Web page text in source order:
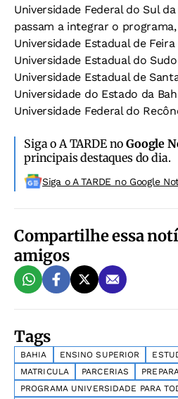
Universidade Federal do Sul
passam a integrar o
Universidade Estadual de
Universidade Estadual do
Universidade Estadual de
Universidade do Estado da
Universidade Federal do
Siga o A TARDE noGoogle
principais destaques do dia.
Siga o A TARDE no Google
Compartilhe essa
amigos
Tags
BAHIA ENSINO SUPERIOR
MATRICULA
PARCERIAS
PROGRAMA UNIVERSIDADE PARA